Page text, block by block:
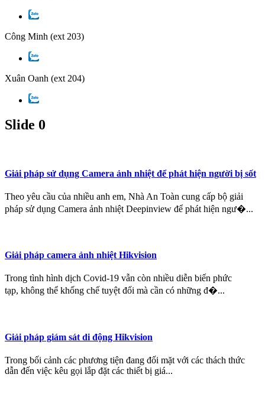
Công Minh (ext 203)
Xuân Oanh (ext 204)
Slide 0
Giải pháp sử dụng Camera ảnh nhiệt để phát hiện người bị sốt
Theo yêu cầu của nhiều anh em, Nhà An Toàn cung cấp bộ giải
pháp sử dụng Camera ảnh nhiệt Deepinview để phát hiện ngư�...
Giải pháp camera ảnh nhiệt Hikvision
Trong tình hình dịch Covid-19 vẫn còn nhiều diễn biến phức
tạp, không thể khống chế tuyệt đối mà cần có những đ�...
Giải pháp giám sát di động Hikvision
Trong bối cảnh các phương tiện đang đối mặt với các thách thức
dẫn đến việc kêu gọi lắp đặt các thiết bị giá...